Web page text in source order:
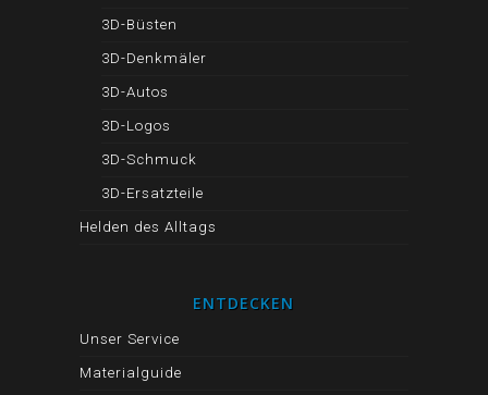
3D-Büsten
3D-Denkmäler
3D-Autos
3D-Logos
3D-Schmuck
3D-Ersatzteile
Helden des Alltags
ENTDECKEN
Unser Service
Materialguide